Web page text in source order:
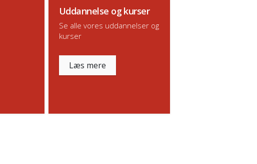
Uddannelse og kurser
Se alle vores uddannelser og
kurser
Læs mere